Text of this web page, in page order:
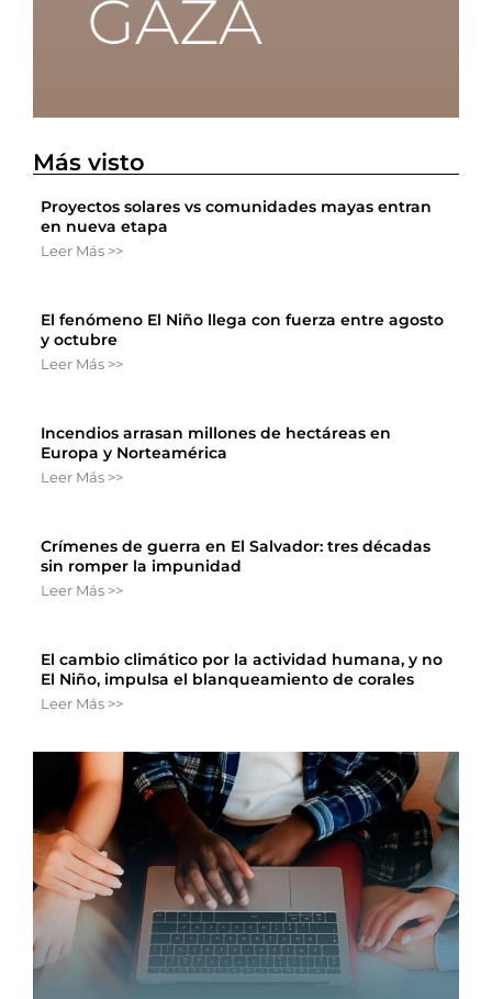
Más visto
Proyectos solares vs comunidades mayas entran
en nueva etapa
Leer Más >>
El fenómeno El Niño llega con fuerza entre agosto
y octubre
Leer Más >>
Incendios arrasan millones de hectáreas en
Europa y Norteamérica
Leer Más >>
Crímenes de guerra en El Salvador: tres décadas
sin romper la impunidad
Leer Más >>
El cambio climático por la actividad humana, y no
El Niño, impulsa el blanqueamiento de corales
Leer Más >>